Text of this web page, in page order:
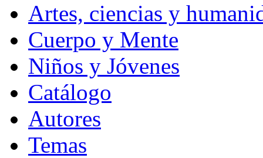
Artes, ciencias y
Cuerpo y Mente
Niños y Jóvenes
Catálogo
Autores
Temas